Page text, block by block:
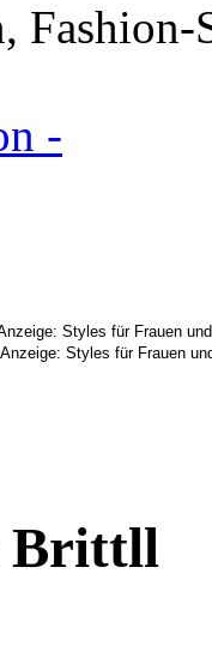
Brittll